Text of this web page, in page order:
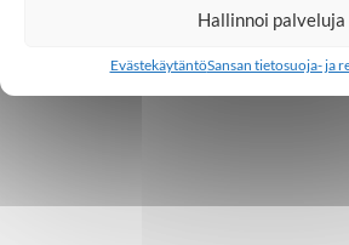
Hallinnoi palveluja
EvästekäytäntöSansan tietosuoja- ja